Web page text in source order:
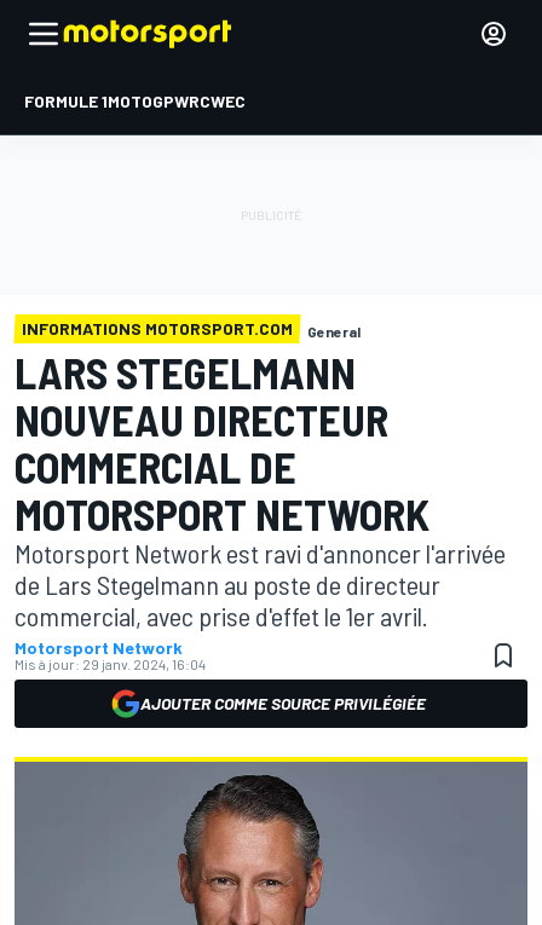
FORMULE 1MOTOGPWRCWEC
INFORMATIONS MOTORSPORT.COM General
LARS STEGELMANN
NOUVEAU DIRECTEUR
COMMERCIAL DE
MOTORSPORT NETWORK
Motorsport Network est ravi d'annoncer l'arrivée
de Lars Stegelmann au poste de directeur
commercial, avec prise d'effet le 1er avril.
Motorsport Network
Mis à jour: 29 janv. 2024, 16:04
AJOUTER COMME SOURCE PRIVILÉGIÉE